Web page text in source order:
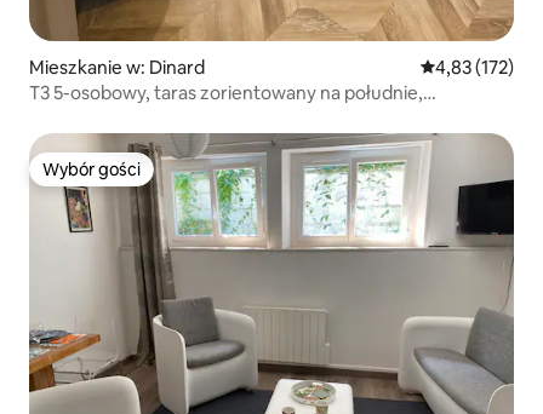
Mieszkanie w: Dinard Średnia
4,83 (172)
T3 5-osobowy, taras zorientowany na południe,
Wybór gości
Wybór gości